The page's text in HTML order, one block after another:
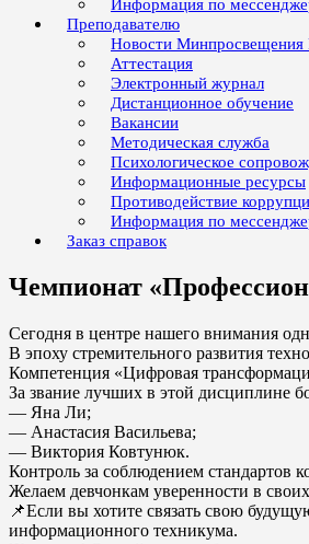
Информация по
Преподавателю
Новости Минпросвещения
Аттестация
Электронный журнал
Дистанционное обучение
Вакансии
Методическая служба
Психологическое
Информационные ресурсы
Противодействие
Информация по
Заказ справок
Чемпионат
Сегодня в центре нашего внимания
В эпоху стремительного развития
Компетенция «Цифровая
За звание лучших в этой дисциплине
— Яна Ли;
— Анастасия Васильева;
— Виктория Ковтунюк.
Контроль за соблюдением стандартов
Желаем девчонкам уверенности в
📌Если вы хотите связать свою
информационного техникума.